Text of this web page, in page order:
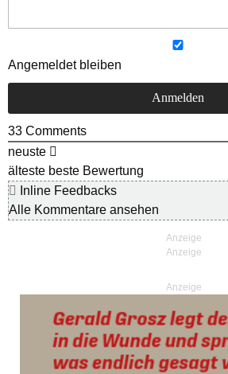
Angemeldet bleiben
33 Comments
neuste
älteste beste Bewertung
Inline Feedbacks
Alle Kommentare ansehen
Anzeige